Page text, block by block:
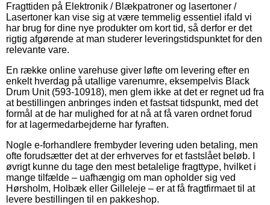
Fragttiden på Elektronik / Blækpatroner og lasertoner /
Lasertoner kan vise sig at være temmelig essentiel ifald vi
har brug for dine nye produkter om kort tid, så derfor er det
rigtig afgørende at man studerer leveringstidspunktet for den
relevante vare.
En række online varehuse giver løfte om levering efter en
enkelt hverdag på utallige varenumre, eksempelvis Black
Drum Unit (593-10918), men glem ikke at det er regnet ud fra
at bestillingen anbringes inden et fastsat tidspunkt, med det
formål at de har mulighed for at nå at få varen ordnet forud
for at lagermedarbejderne har fyraften.
Nogle e-forhandlere frembyder levering uden betaling, men
ofte forudsætter det at der erhverves for et fastslået beløb. I
øvrigt kunne du tage den mest betalelige fragttype, hvilket i
mange tilfælde – uafhængig om man opholder sig ved
Hørsholm, Holbæk eller Gilleleje – er at få fragtfirmaet til at
levere bestillingen til en pakkeshop.